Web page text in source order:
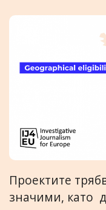
Проектите
значими, като